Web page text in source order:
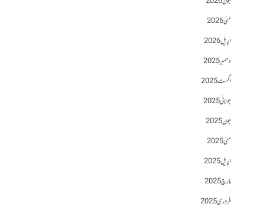
مئی 2026
اپریل 2026
دسمبر 2025
اگست 2025
جولائی 2025
جون 2025
مئی 2025
اپریل 2025
مارچ 2025
فروری 2025